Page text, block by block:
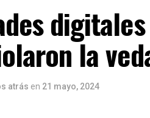
la
atrás en 21 mayo, 2024